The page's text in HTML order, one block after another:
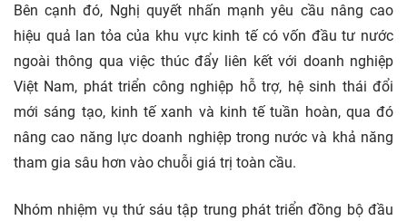
Bên cạnh đó, Nghị quyết nhấn mạnh yêu cầu nâng cao
hiệu quả lan tỏa của khu vực kinh tế có vốn đầu tư nước
ngoài thông qua việc thúc đẩy liên kết với doanh nghiệp
Việt Nam, phát triển công nghiệp hỗ trợ, hệ sinh thái đổi
mới sáng tạo, kinh tế xanh và kinh tế tuần hoàn, qua đó
nâng cao năng lực doanh nghiệp trong nước và khả năng
tham gia sâu hơn vào chuỗi giá trị toàn cầu.
Nhóm nhiệm vụ thứ sáu tập trung phát triển đồng bộ đầu